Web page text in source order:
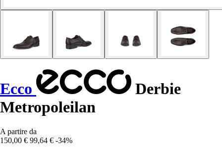
Ecco
Derbie
Metropoleilan
A partire da
150,00 € 99,64 € -34%